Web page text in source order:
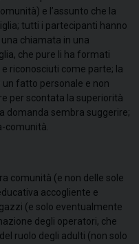
e l’assunto che la
tutti i partecipanti hanno
chiamata in una
che pure li ha formati
riconosciuti come parte; la
fatto personale e non
per scontata la superiorità
domanda sembra suggerire;
comunità.
comunità (e non delle sole
accogliente e
(e solo eventualmente
degli operatori, che
ruolo degli adulti (non solo